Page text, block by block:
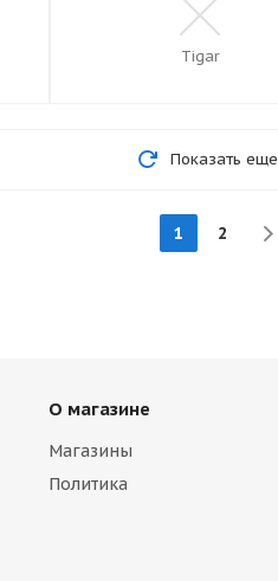
Tigar
Показать еще
1 2
О магазине
Магазины
Политика